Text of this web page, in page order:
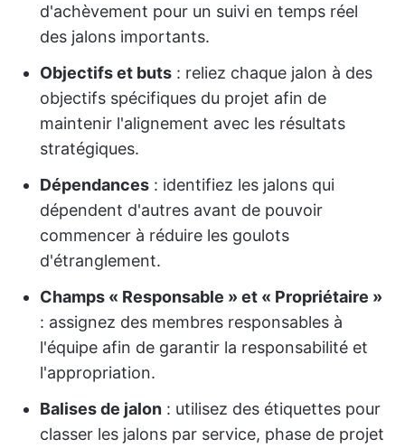
d'achèvement pour un suivi en temps réel
des jalons importants.
Objectifs et buts : reliez chaque jalon à des
objectifs spécifiques du projet afin de
maintenir l'alignement avec les résultats
stratégiques.
Dépendances : identifiez les jalons qui
dépendent d'autres avant de pouvoir
commencer à réduire les goulots
d'étranglement.
Champs « Responsable » et « Propriétaire »
: assignez des membres responsables à
l'équipe afin de garantir la responsabilité et
l'appropriation.
Balises de jalon : utilisez des étiquettes pour
classer les jalons par service, phase de projet